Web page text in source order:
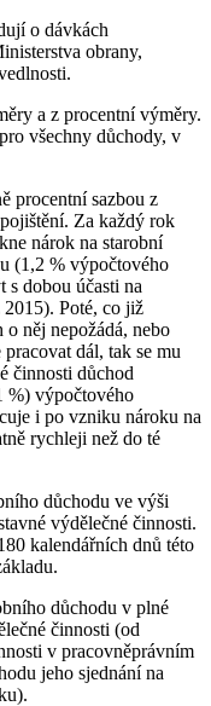
o dávkách
obrany,
a z procentní výměry.
všechny důchody, v
procentní sazbou z
Za každý rok
nárok na starobní
(1,2 % výpočtového
s dobou účasti na
Poté, co již
něj nepožádá, nebo
dál, tak se mu
činnosti důchod
%) výpočtového
i po vzniku nároku na
rychleji než do té
důchodu ve výši
výdělečné činnosti.
kalendářních dnů této
důchodu v plné
činnosti (od
v pracovněprávním
jeho sjednání na